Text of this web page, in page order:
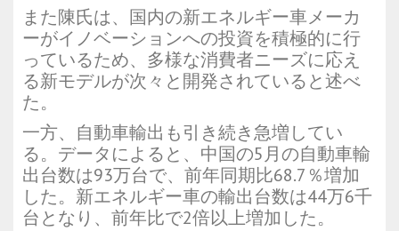
また陳氏は、国内の新エネルギー車メーカ
ーがイノベーションへの投資を積極的に行
っているため、多様な消費者ニーズに応え
る新モデルが次々と開発されていると述べ
た。
一方、自動車輸出も引き続き急増してい
る。データによると、中国の5月の自動車輸
出台数は93万台で、前年同期比68.7％増加
した。新エネルギー車の輸出台数は44万6千
台となり、前年比で2倍以上増加した。